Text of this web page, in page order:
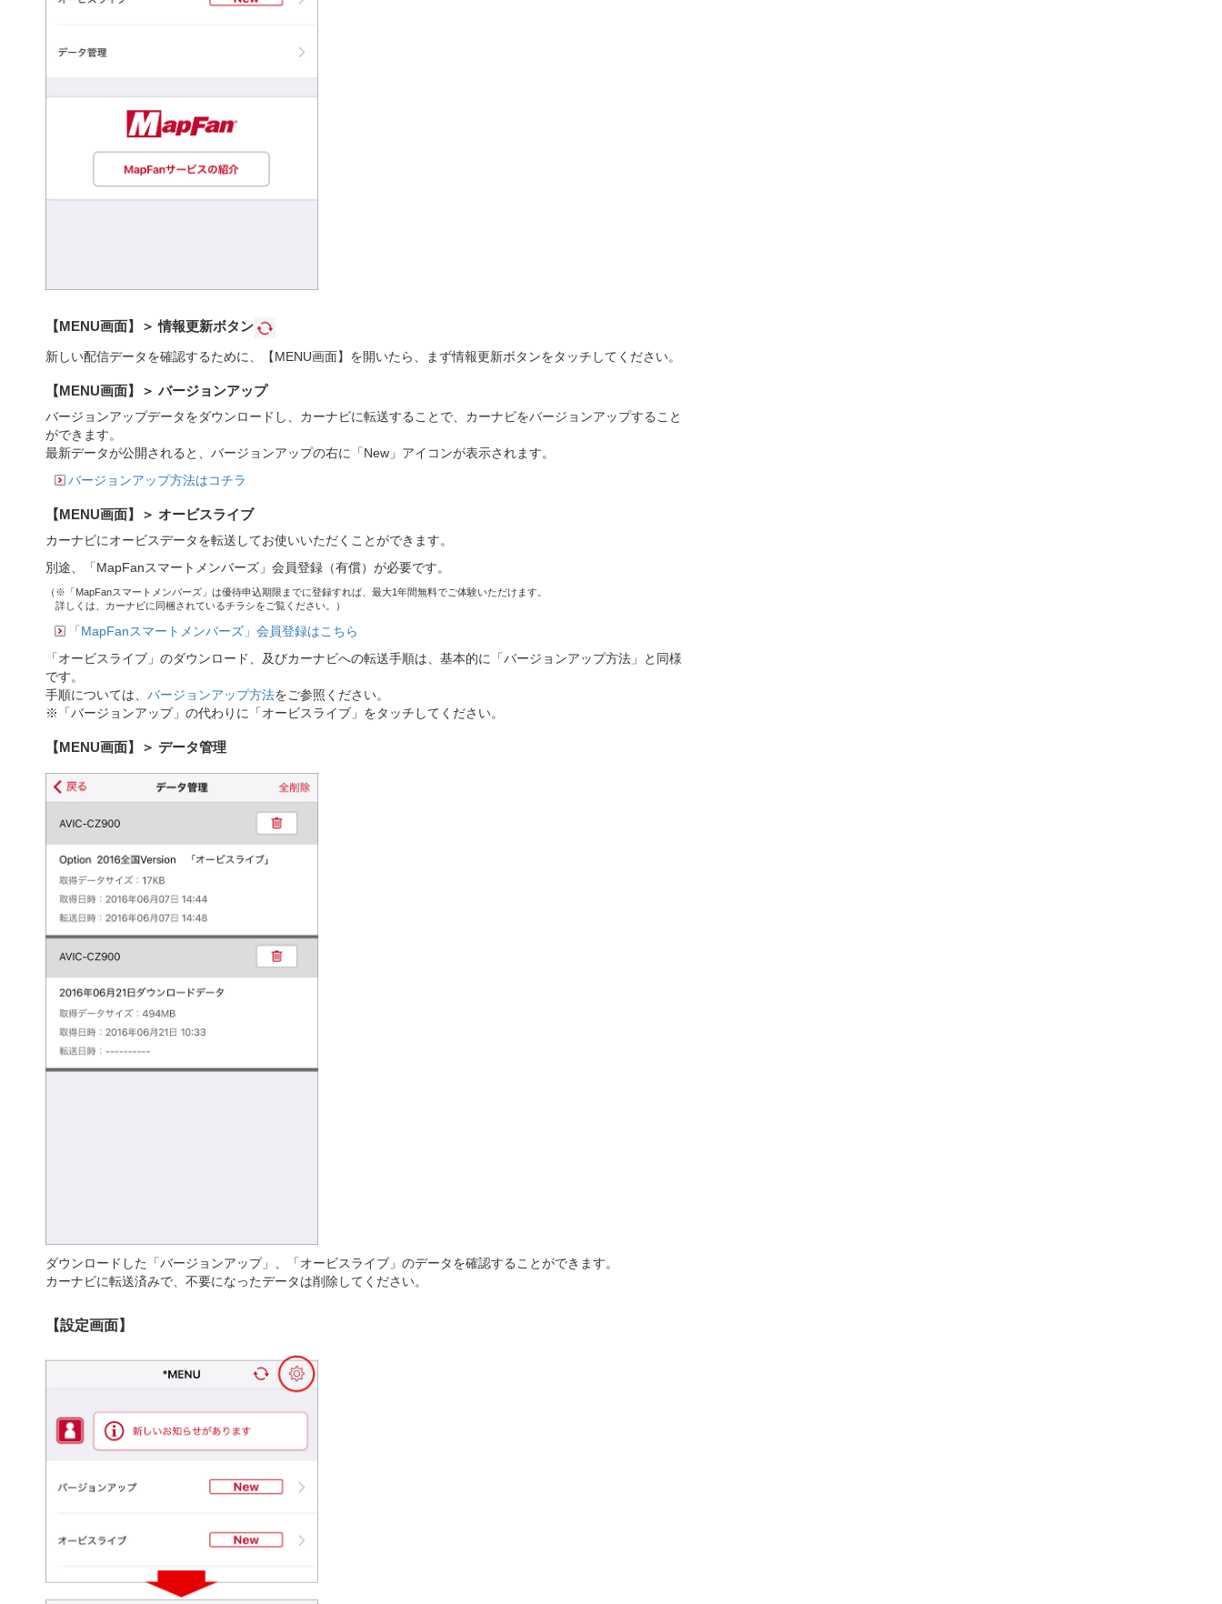
【MENU画面】＞ 情報更新ボタン
新しい配信データを確認するために、【MENU画面】を開いたら、まず情報更新ボタンをタッチしてください。
【MENU画面】＞ バージョンアップ
バージョンアップデータをダウンロードし、カーナビに転送することで、カーナビをバージョンアップすること
ができます。
最新データが公開されると、バージョンアップの右に「New」アイコンが表示されます。
バージョンアップ方法はコチラ
【MENU画面】＞ オービスライブ
カーナビにオービスデータを転送してお使いいただくことができます。
別途、「MapFanスマートメンバーズ」会員登録（有償）が必要です。
（※「MapFanスマートメンバーズ」は優待申込期限までに登録すれば、最大1年間無料でご体験いただけます。
詳しくは、カーナビに同梱されているチラシをご覧ください。）
「MapFanスマートメンバーズ」会員登録はこちら
「オービスライブ」のダウンロード、及びカーナビへの転送手順は、基本的に「バージョンアップ方法」と同様
です。
手順については、 バージョンアップ方法をご参照ください。
※「バージョンアップ」の代わりに「オービスライブ」をタッチしてください。
【MENU画面】＞ データ管理
ダウンロードした「バージョンアップ」、「オービスライブ」のデータを確認することができます。
カーナビに転送済みで、不要になったデータは削除してください。
【設定画面】